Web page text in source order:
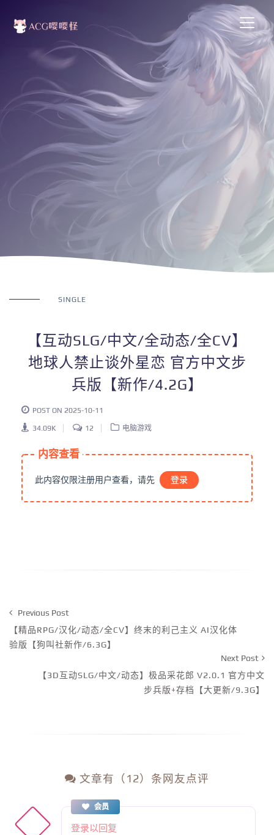
SINGLE
【互动SLG/中文/全动态/全CV】
地球人禁止谈外星恋 官方中文步
兵版【新作/4.2G】
POST ON 2025-10-11
34.09K 12 电脑游戏
内容查看
此内容仅限注册用户查看，请先 登录
Previous Post
【精品RPG/汉化/动态/全CV】终末的利己主义 AI汉化体
验版【狗叫社新作/6.3G】
Next Post
【3D互动SLG/中文/动态】极品采花郎 V2.0.1 官方中文
步兵版+存档【大更新/9.3G】
文章有（12）条网友点评
会员
登录以回复